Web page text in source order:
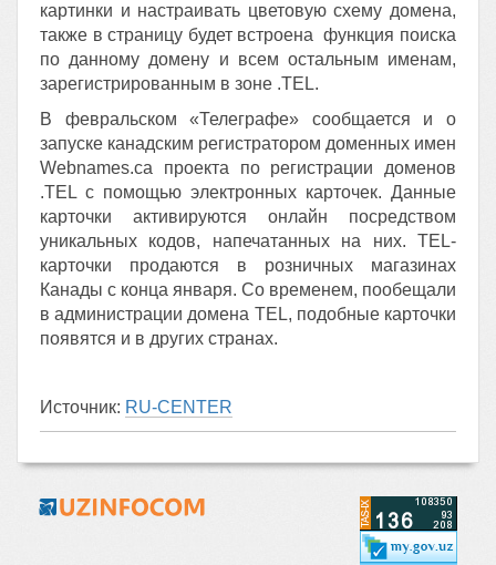
картинки и настраивать цветовую схему домена,
также в страницу будет встроена функция поиска
по данному домену и всем остальным именам,
зарегистрированным в зоне .TEL.
В февральском «Телеграфе» сообщается и о
запуске канадским регистратором доменных имен
Webnames.ca проекта по регистрации доменов
.TEL с помощью электронных карточек. Данные
карточки активируются онлайн посредством
уникальных кодов, напечатанных на них. TEL-
карточки продаются в розничных магазинах
Канады с конца января. Со временем, пообещали
в администрации домена TEL, подобные карточки
появятся и в других странах.
Источник: RU-CENTER